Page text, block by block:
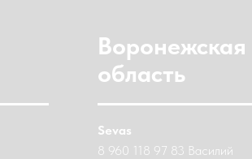
Воронежская
область
Sevas
8 960 118 97 83 Василий